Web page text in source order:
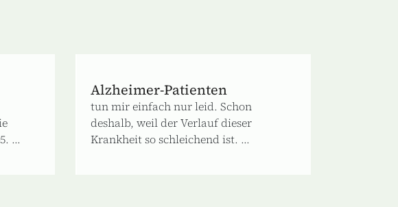
...
Alzheimer-Patienten
tun mir einfach nur leid. Schon
deshalb, weil der Verlauf dieser
Krankheit so schleichend ist. ...